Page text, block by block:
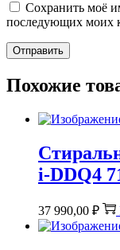
Сохранить моё
последующих моих
Похожие
i-DDQ4
37 990,00 ₽